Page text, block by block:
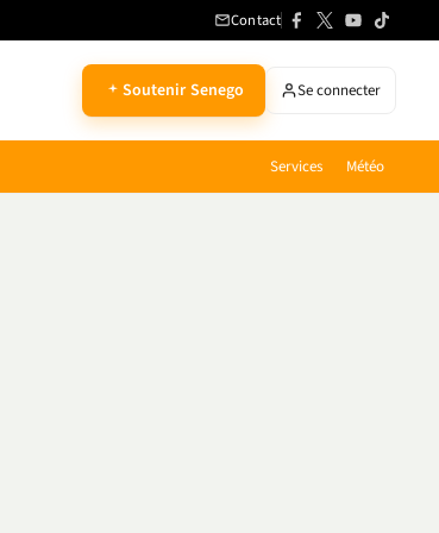
Contact
Soutenir Senego Se connecter
Services Météo